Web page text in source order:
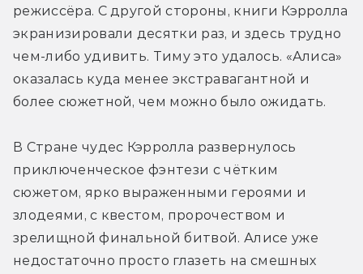
режиссёра. С другой стороны, книги Кэрролла
экранизировали десятки раз, и здесь трудно
чем-либо удивить. Тиму это удалось. «Алиса»
оказалась куда менее экстравагантной и
более сюжетной, чем можно было ожидать.
В Стране чудес Кэрролла развернулось
приключенческое фэнтези с чётким
сюжетом, ярко выраженными героями и
злодеями, с квестом, пророчеством и
зрелищной финальной битвой. Алисе уже
недостаточно просто глазеть на смешных